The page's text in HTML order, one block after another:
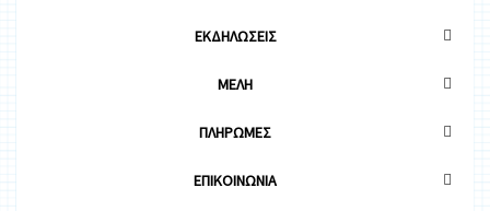
ΕΚΔΗΛΩΣΕΙΣ
ΜΕΛΗ
ΠΛΗΡΩΜΕΣ
ΕΠΙΚΟΙΝΩΝΙΑ